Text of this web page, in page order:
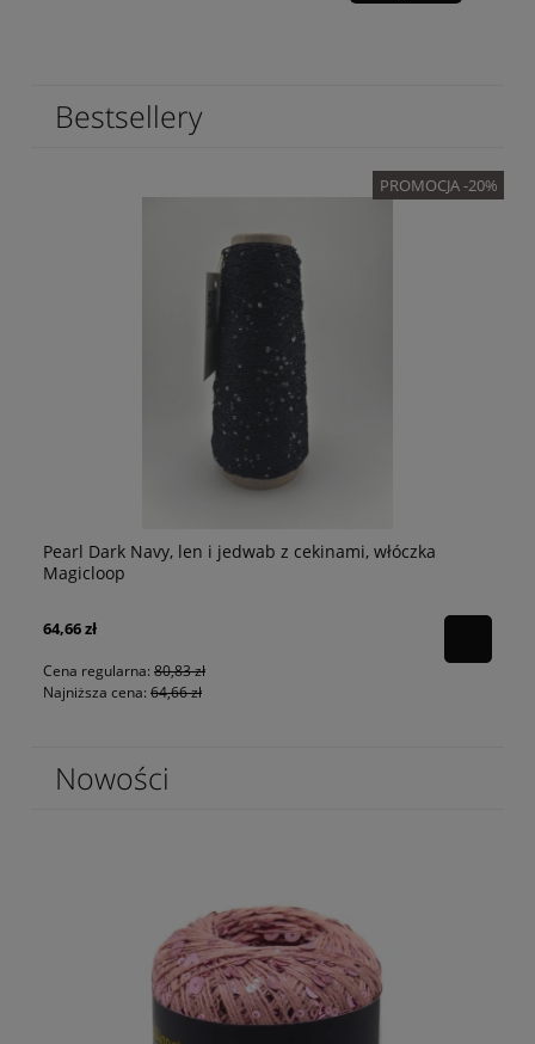
Bestsellery
PROMOCJA -20%
Pearl Dark Navy, len i jedwab z cekinami, włóczka
Magicloop
64,66 zł
Cena regularna: 80,83 zł
Najniższa cena: 64,66 zł
Nowości